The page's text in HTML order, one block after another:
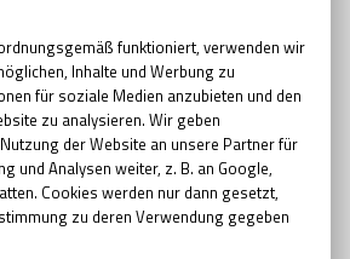
escape room 2017
Ostern
Ostern in München
Nürnberg
Teambuilding
Möglichkeiten Bremen